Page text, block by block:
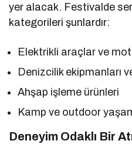
yer alacak. Festivalde
kategorileri şunlardır:
Elektrikli araçlar ve
Denizcilik ekipmanları
Ahşap işleme ürünleri
Kamp ve outdoor
Deneyim Odaklı Bir